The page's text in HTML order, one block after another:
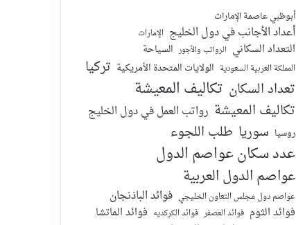
أبوظبي عاصمة الإمارات
أعداد الأجانب في دول الخليج الإمارات
التعداد السكاني الرواتب والأجور السياحة
المملكة العربية السعودية الولايات المتحدة الأمريكية تركيا
تعداد السكان تكاليف المعيشة
تكاليف المعيشة رواتب العمل في دول الخليج
روسيا سوريا طلب اللجوء
عدد سكان عواصم الدول
عواصم الدول العربية
عواصم دول مجلس التعاون الخليجي فوائد الباذنجان
فوائد الثوم فوائد العصفر فوائد الكركديه فوائد الماتشا